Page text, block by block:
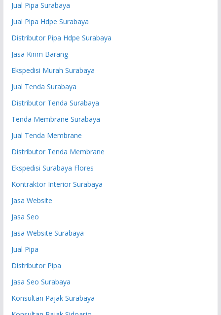
Jual Pipa Surabaya
Jual Pipa Hdpe Surabaya
Distributor Pipa Hdpe Surabaya
Jasa Kirim Barang
Ekspedisi Murah Surabaya
Jual Tenda Surabaya
Distributor Tenda Surabaya
Tenda Membrane Surabaya
Jual Tenda Membrane
Distributor Tenda Membrane
Ekspedisi Surabaya Flores
Kontraktor Interior Surabaya
Jasa Website
Jasa Seo
Jasa Website Surabaya
Jual Pipa
Distributor Pipa
Jasa Seo Surabaya
Konsultan Pajak Surabaya